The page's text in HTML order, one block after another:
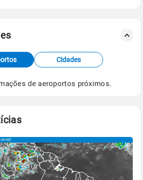
de estações
e satélite do Centro de Previsão
Climáticos (CPTEC).
informações sobre os dados
Cidades
de aeroportos próximos.